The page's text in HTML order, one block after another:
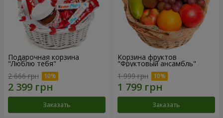
Подарочная корзина
"Люблю тебя"
2 666 грн
Заказать
Корзина фруктов
"Фруктовый ансамбль"
1 999 грн
Заказать